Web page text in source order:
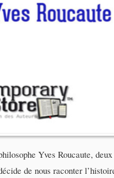
Yves Roucaute,
de nous raconter